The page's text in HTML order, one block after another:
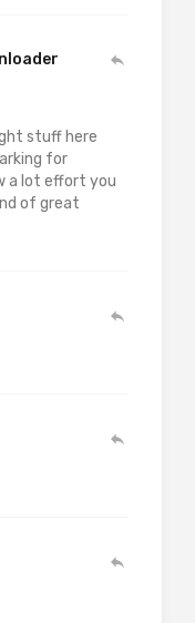
stuff here
for
a lot effort you
of great